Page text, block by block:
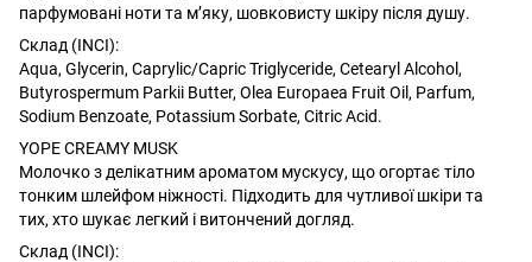
парфумовані ноти та м’яку, шовковисту шкіру після душу.
Склад (INCI):
Aqua, Glycerin, Caprylic/Capric Triglyceride, Cetearyl Alcohol,
Butyrospermum Parkii Butter, Olea Europaea Fruit Oil, Parfum,
Sodium Benzoate, Potassium Sorbate, Citric Acid.
YOPE CREAMY MUSK
Молочко з делікатним ароматом мускусу, що огортає тіло
тонким шлейфом ніжності. Підходить для чутливої шкіри та
тих, хто шукає легкий і витончений догляд.
Склад (INCI):